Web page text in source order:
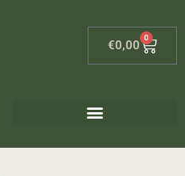
€0,00
0